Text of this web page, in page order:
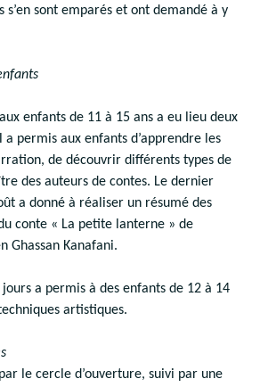
s’en sont emparés et ont demandé à y
enfants de 11 à 15 ans a eu lieu deux
permis aux enfants d’apprendre les
de découvrir différents types de
des auteurs de contes. Le dernier
a donné à réaliser un résumé des
conte « La petite lanterne » de
Ghassan Kanafani.
a permis à des enfants de 12 à 14
artistiques.
le cercle d’ouverture, suivi par une